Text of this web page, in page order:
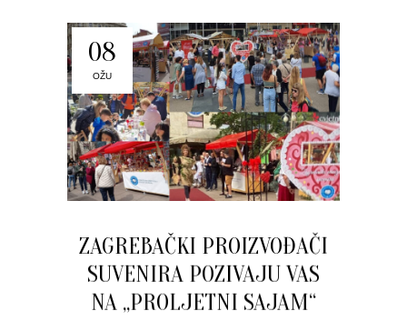
08
OŽU
ZAGREBAČKI PROIZVOĐAČI
SUVENIRA POZIVAJU VAS
NA „PROLJETNI SAJAM“